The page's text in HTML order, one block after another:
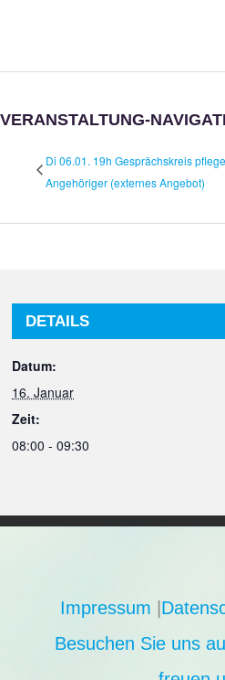
VERANSTALTUNG-
Di 06.01. 19h Gesprächskreis
Angehöriger (externes Angebot)
DETAILS
Datum:
16. Januar
Zeit:
08:00 - 09:30
Impressum
Besuchen Sie uns